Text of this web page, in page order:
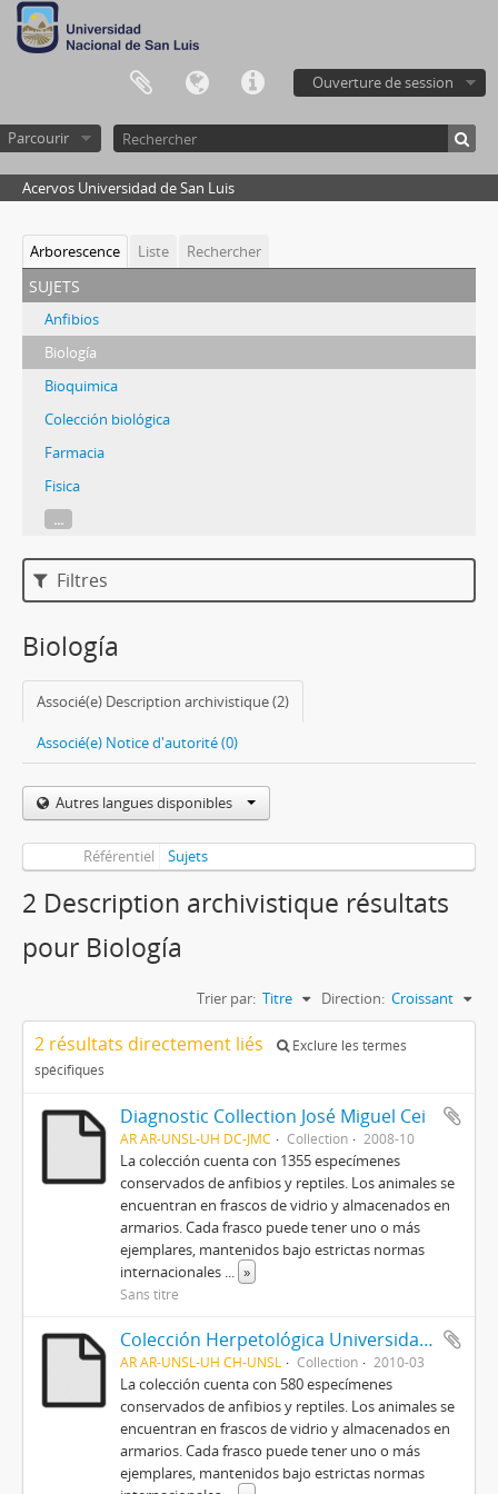
Ouverture de session
Parcourir
Acervos Universidad de San Luis
Arborescence Liste Rechercher
sujets
Anfibios
Biología
Bioquimica
Colección biológica
Farmacia
Fisica
...
Filtres
Biología
Associé(e) Description archivistique (2)
Associé(e) Notice d'autorité (0)
Autres langues disponibles
Référentiel Sujets
2 Description archivistique résultats
pour Biología
Trier par: Titre Direction: Croissant
2 résultats directement liés
Exclure les termes
spécifiques
Diagnostic Collection José Miguel Cei
AR AR-UNSL-UH DC-JMC Collection 2008-10
La colección cuenta con 1355 especímenes
conservados de anfibios y reptiles. Los animales se
encuentran en frascos de vidrio y almacenados en
armarios. Cada frasco puede tener uno o más
ejemplares, mantenidos bajo estrictas normas
internacionales ... »
Sans titre
Colección Herpetológica Universidad Nacional de San Luis
AR AR-UNSL-UH CH-UNSL Collection 2010-03
La colección cuenta con 580 especímenes
conservados de anfibios y reptiles. Los animales se
encuentran en frascos de vidrio y almacenados en
armarios. Cada frasco puede tener uno o más
ejemplares, mantenidos bajo estrictas normas